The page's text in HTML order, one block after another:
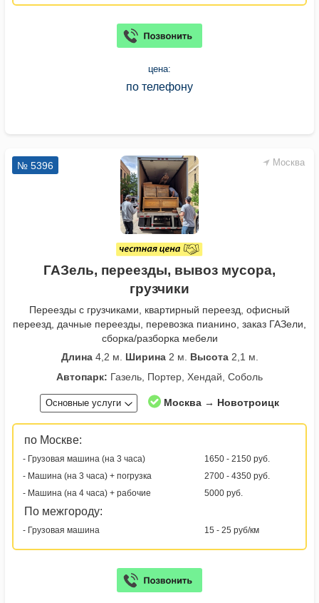
цена:
по телефону
Москва
№ 5396
ГАЗель, переезды, вывоз мусора,
грузчики
Переезды с грузчиками, квартирный переезд, офисный
переезд, дачные переезды, перевозка пианино, заказ ГАЗели,
сборка/разборка мебели
Длина4,2 м. Ширина2 м. Высота2,1 м.
Автопарк: Газель, Портер, Хендай, Соболь
Основные услуги Москва → Новотроицк
по Москве:
- Грузовая машина (на 3 часа)
1650 - 2150 руб.
- Машина (на 3 часа) + погрузка
2700 - 4350 руб.
- Машина (на 4 часа) + рабочие
5000 руб.
По межгороду:
- Грузовая машина 15 - 25 руб/км